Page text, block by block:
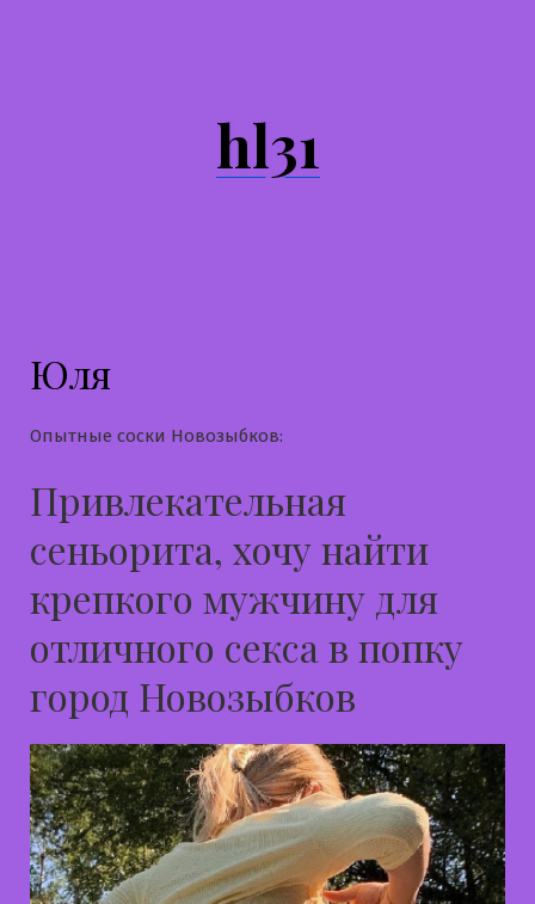
hl31
Юля
Опытные соски Новозыбков:
Привлекательная
сеньорита, хочу найти
крепкого мужчину для
отличного секса в попку
город Новозыбков